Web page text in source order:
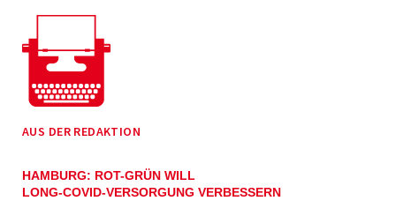
AUS DER REDAKTION
HAMBURG: ROT-GRÜN WILL
LONG-COVID-VERSORGUNG VERBESSERN